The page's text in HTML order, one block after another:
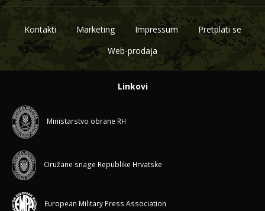
Kontakti Marketing Impressum
Pretplati se
Web-prodaja
Linkovi
Ministarstvo obrane RH
Oružane snage Republike Hrvatske
European Military Press Association